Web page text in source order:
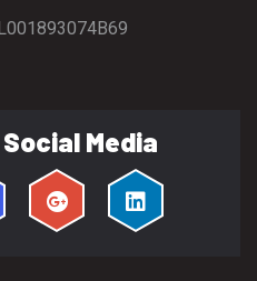
Media